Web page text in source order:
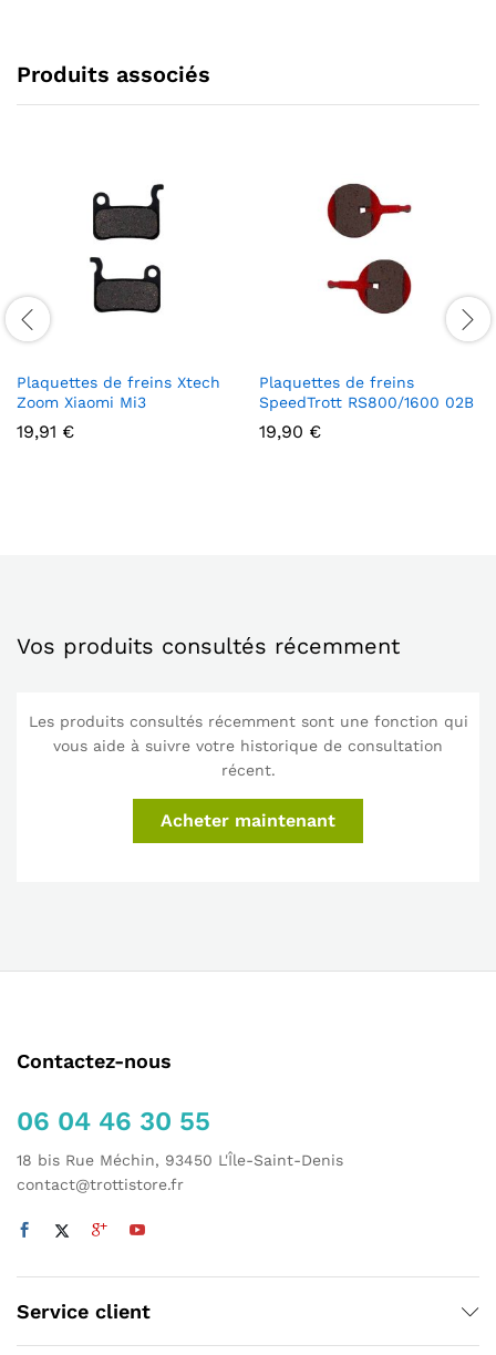
Produits associés
Plaquettes de freins Xtech
Zoom Xiaomi Mi3
19,91 €
Plaquettes de freins
SpeedTrott RS800/1600 02B
19,90 €
Vos produits consultés récemment
Les produits consultés récemment sont une fonction qui
vous aide à suivre votre historique de consultation
récent.
Acheter maintenant
Contactez-nous
06 04 46 30 55
18 bis Rue Méchin, 93450 L'Île-Saint-Denis
contact@trottistore.fr
Service client